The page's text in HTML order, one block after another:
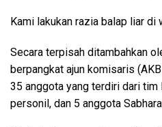
Kami lakukan razia balap liar di
Secara terpisah ditambahkan
berpangkat ajun komisaris
35 anggota yang terdiri dari
personil, dan 5 anggota